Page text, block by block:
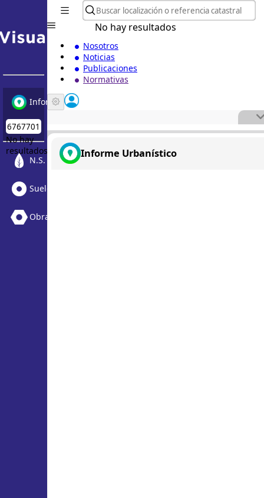
Informe Urbanístico
No hay
resultados
N.S. Medioambiental
Suelo Vacante + Obras
Obras
No hay resultados
Nosotros
Noticias
Publicaciones
Normativas
Informe Urbanístico